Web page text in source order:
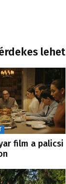
lehet
film a palicsi